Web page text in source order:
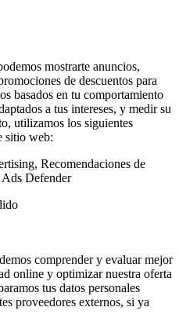
mostrarte anuncios,
de descuentos para
basados en tu comportamiento
a tus intereses, y medir su
utilizamos los siguientes
sitio web:
Recomendaciones de
Ads Defender
comprender y evaluar mejor
online y optimizar nuestra oferta
tus datos personales
proveedores externos, si ya